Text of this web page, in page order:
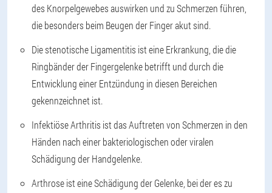
des Knorpelgewebes auswirken und zu Schmerzen führen,
die besonders beim Beugen der Finger akut sind.
Die stenotische Ligamentitis ist eine Erkrankung, die die
Ringbänder der Fingergelenke betrifft und durch die
Entwicklung einer Entzündung in diesen Bereichen
gekennzeichnet ist.
Infektiöse Arthritis ist das Auftreten von Schmerzen in den
Händen nach einer bakteriologischen oder viralen
Schädigung der Handgelenke.
Arthrose ist eine Schädigung der Gelenke, bei der es zu